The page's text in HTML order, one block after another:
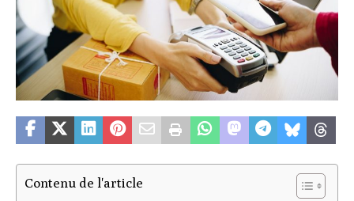
Contenu de l'article